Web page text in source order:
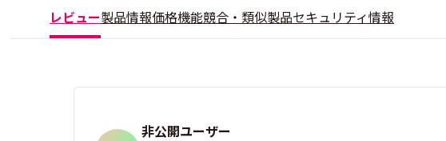
レビュー製品情報価格機能競合・類似製品セキュリティ情報
非公開ユーザー